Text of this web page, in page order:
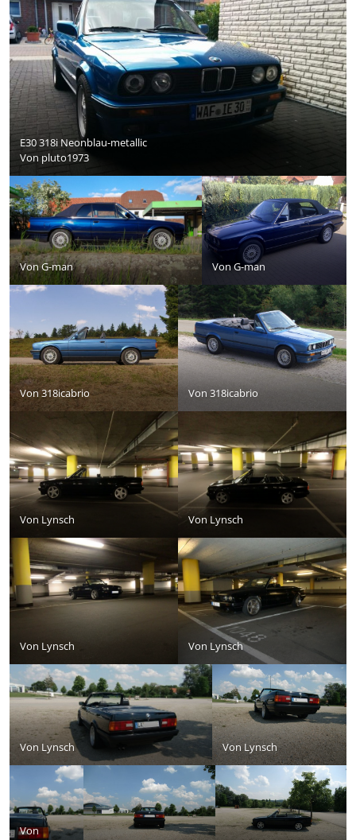
E30 318i Neonblau-metallic
Von pluto1973
VonG-man VonG-man
Von 318icabrio Von 318icabrio
Von Lynsch Von Lynsch
Von Lynsch Von Lynsch
Von Lynsch VonLynsch
Von